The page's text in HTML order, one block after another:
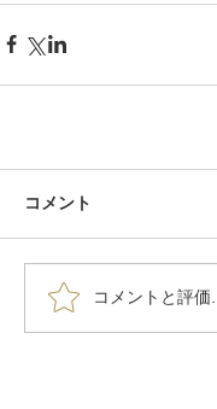
コメント
コメントと評価...